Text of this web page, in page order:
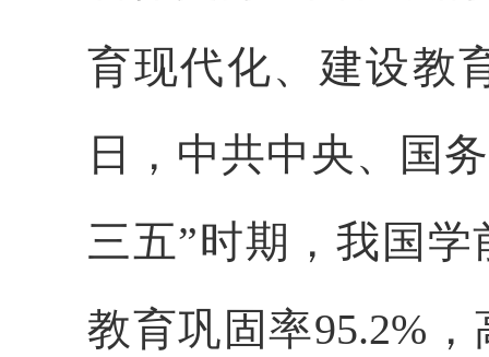
育现代化、建设教
日，中共中央、国
三五”时期，我国学
教育巩固率95.2%